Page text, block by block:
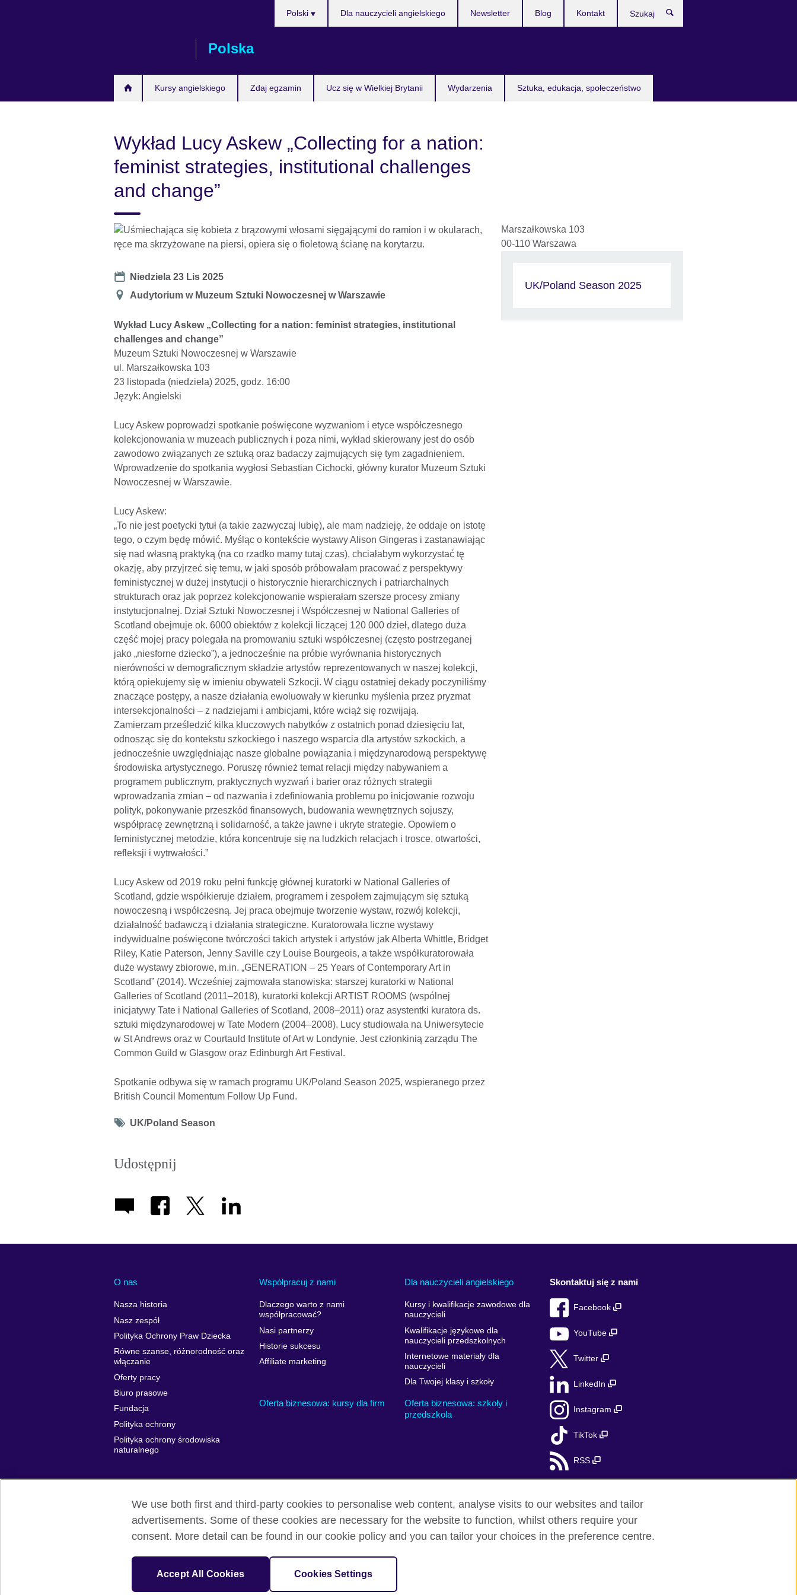
Polska
Kursy angielskiego Zdaj egzamin Ucz się w Wielkiej Brytanii Wydarzenia Sztuka, edukacja, społeczeństwo
Polski Dla nauczycieli angielskiego Newsletter Blog Kontakt
Wykład Lucy Askew „Collecting for a nation:
feminist strategies, institutional challenges
and change”
Date
Niedziela 23 Lis 2025
Miejsce
Audytorium w Muzeum Sztuki Nowoczesnej w Warszawie
Wykład Lucy Askew „Collecting for a nation: feminist strategies, institutional
challenges and change”
Muzeum Sztuki Nowoczesnej w Warszawie
ul. Marszałkowska 103
23 listopada (niedziela) 2025, godz. 16:00
Język: Angielski
Lucy Askew poprowadzi spotkanie poświęcone wyzwaniom i etyce współczesnego
kolekcjonowania w muzeach publicznych i poza nimi, wykład skierowany jest do osób
zawodowo związanych ze sztuką oraz badaczy zajmujących się tym zagadnieniem.
Wprowadzenie do spotkania wygłosi Sebastian Cichocki, główny kurator Muzeum Sztuki
Nowoczesnej w Warszawie.
Lucy Askew:
„To nie jest poetycki tytuł (a takie zazwyczaj lubię), ale mam nadzieję, że oddaje on istotę
tego, o czym będę mówić. Myśląc o kontekście wystawy Alison Gingeras i zastanawiając
się nad własną praktyką (na co rzadko mamy tutaj czas), chciałabym wykorzystać tę
okazję, aby przyjrzeć się temu, w jaki sposób próbowałam pracować z perspektywy
feministycznej w dużej instytucji o historycznie hierarchicznych i patriarchalnych
strukturach oraz jak poprzez kolekcjonowanie wspierałam szersze procesy zmiany
instytucjonalnej. Dział Sztuki Nowoczesnej i Współczesnej w National Galleries of
Scotland obejmuje ok. 6000 obiektów z kolekcji liczącej 120 000 dzieł, dlatego duża
część mojej pracy polegała na promowaniu sztuki współczesnej (często postrzeganej
jako „niesforne dziecko”), a jednocześnie na próbie wyrównania historycznych
nierówności w demograficznym składzie artystów reprezentowanych w naszej kolekcji,
którą opiekujemy się w imieniu obywateli Szkocji. W ciągu ostatniej dekady poczyniliśmy
znaczące postępy, a nasze działania ewoluowały w kierunku myślenia przez pryzmat
intersekcjonalności – z nadziejami i ambicjami, które wciąż się rozwijają.
Zamierzam prześledzić kilka kluczowych nabytków z ostatnich ponad dziesięciu lat,
odnosząc się do kontekstu szkockiego i naszego wsparcia dla artystów szkockich, a
jednocześnie uwzględniając nasze globalne powiązania i międzynarodową perspektywę
środowiska artystycznego. Poruszę również temat relacji między nabywaniem a
programem publicznym, praktycznych wyzwań i barier oraz różnych strategii
wprowadzania zmian – od nazwania i zdefiniowania problemu po inicjowanie rozwoju
polityk, pokonywanie przeszkód finansowych, budowania wewnętrznych sojuszy,
współpracę zewnętrzną i solidarność, a także jawne i ukryte strategie. Opowiem o
feministycznej metodzie, która koncentruje się na ludzkich relacjach i trosce, otwartości,
refleksji i wytrwałości.”
Lucy Askew od 2019 roku pełni funkcję głównej kuratorki w National Galleries of
Scotland, gdzie współkieruje działem, programem i zespołem zajmującym się sztuką
nowoczesną i współczesną. Jej praca obejmuje tworzenie wystaw, rozwój kolekcji,
działalność badawczą i działania strategiczne. Kuratorowała liczne wystawy
indywidualne poświęcone twórczości takich artystek i artystów jak Alberta Whittle, Bridget
Riley, Katie Paterson, Jenny Saville czy Louise Bourgeois, a także współkuratorowała
duże wystawy zbiorowe, m.in. „GENERATION – 25 Years of Contemporary Art in
Scotland” (2014). Wcześniej zajmowała stanowiska: starszej kuratorki w National
Galleries of Scotland (2011–2018), kuratorki kolekcji ARTIST ROOMS (wspólnej
inicjatywy Tate i National Galleries of Scotland, 2008–2011) oraz asystentki kuratora ds.
sztuki międzynarodowej w Tate Modern (2004–2008). Lucy studiowała na Uniwersytecie
w St Andrews oraz w Courtauld Institute of Art w Londynie. Jest członkinią zarządu The
Common Guild w Glasgow oraz Edinburgh Art Festival.
Spotkanie odbywa się w ramach programu UK/Poland Season 2025, wspieranego przez
British Council Momentum Follow Up Fund.
Tag
UK/Poland Season
Udostępnij
Marszałkowska 103
00-110 Warszawa
UK/Poland Season 2025
O nas
Nasza historia
Nasz zespół
Polityka Ochrony Praw Dziecka
Równe szanse, różnorodność oraz
włączanie
Oferty pracy
Biuro prasowe
Fundacja
Polityka ochrony
Polityka ochrony środowiska
naturalnego
Współpracuj z nami
Dlaczego warto z nami
współpracować?
Nasi partnerzy
Historie sukcesu
Affiliate marketing
Dla nauczycieli angielskiego
Kursy i kwalifikacje zawodowe dla
nauczycieli
Kwalifikacje językowe dla
nauczycieli przedszkolnych
Internetowe materiały dla
nauczycieli
Dla Twojej klasy i szkoły
Oferta biznesowa: kursy dla firm
Oferta biznesowa: szkoły i
przedszkola
Skontaktuj się z nami
Facebook
YouTube
Twitter
LinkedIn
Instagram
TikTok
RSS
British Council globalnie Prywatność i warunki użytkowania Ciasteczka Mapa strony
Fundacja British Council jest jednostką zależną British Council UK.
We use both first and third-party cookies to personalise web content, analyse visits to our websites and tailor
advertisements. Some of these cookies are necessary for the website to function, whilst others require your
consent. More detail can be found in our cookie policy and you can tailor your choices in the preference centre.
Accept All Cookies Cookies Settings